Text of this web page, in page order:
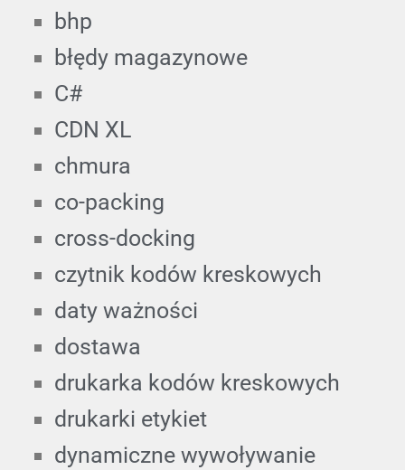
bhp
błędy magazynowe
C#
CDN XL
chmura
co-packing
cross-docking
czytnik kodów kreskowych
daty ważności
dostawa
drukarka kodów kreskowych
drukarki etykiet
dynamiczne wywoływanie